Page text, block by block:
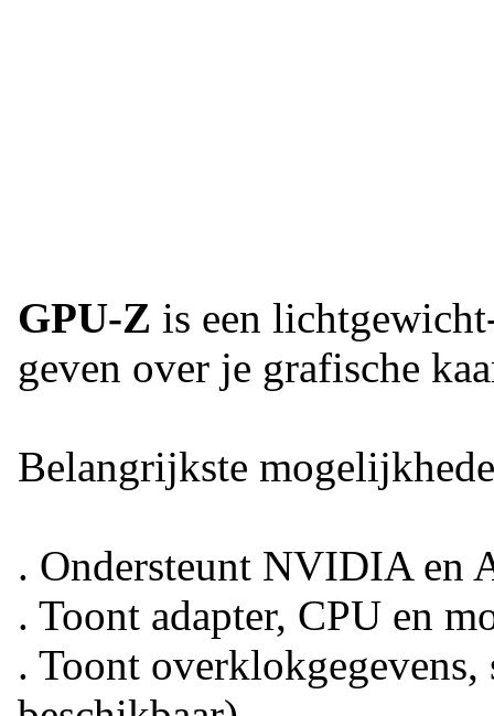
GPU-Z is een
geven over je grafische
Belangrijkste
. Ondersteunt NVIDIA en
. Toont adapter, CPU en
. Toont